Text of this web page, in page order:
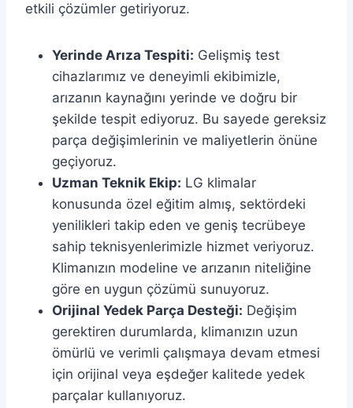
etkili çözümler getiriyoruz.
Yerinde Arıza Tespiti: Gelişmiş test
cihazlarımız ve deneyimli ekibimizle,
arızanın kaynağını yerinde ve doğru bir
şekilde tespit ediyoruz. Bu sayede gereksiz
parça değişimlerinin ve maliyetlerin önüne
geçiyoruz.
Uzman Teknik Ekip: LG klimalar
konusunda özel eğitim almış, sektördeki
yenilikleri takip eden ve geniş tecrübeye
sahip teknisyenlerimizle hizmet veriyoruz.
Klimanızın modeline ve arızanın niteliğine
göre en uygun çözümü sunuyoruz.
Orijinal Yedek Parça Desteği: Değişim
gerektiren durumlarda, klimanızın uzun
ömürlü ve verimli çalışmaya devam etmesi
için orijinal veya eşdeğer kalitede yedek
parçalar kullanıyoruz.